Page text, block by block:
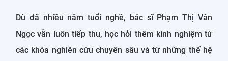
Dù đã nhiều năm tuổi nghề, bác sĩ Phạm Thị Vân
Ngọc vẫn luôn tiếp thu, học hỏi thêm kinh nghiệm từ
các khóa nghiên cứu chuyên sâu và từ những thế hệ